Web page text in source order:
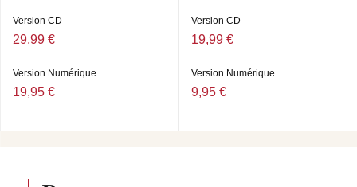
Version CD
29,99 €
Version Numérique
19,95 €
Version CD
19,99 €
Version Numérique
9,95 €